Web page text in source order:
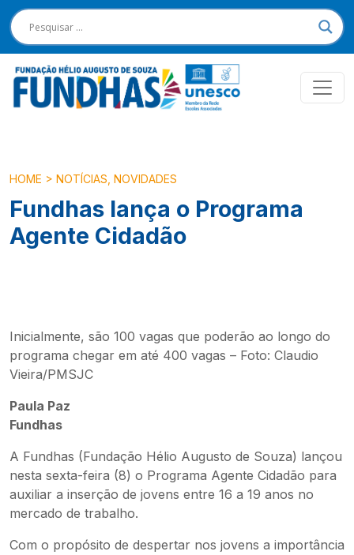
HOME > NOTÍCIAS NOVIDADES
Fundhas lança o Programa
Agente Cidadão
Inicialmente, são 100 vagas que poderão ao longo do
programa chegar em até 400 vagas – Foto: Claudio
Vieira/PMSJC
Paula Paz
Fundhas
A Fundhas (Fundação Hélio Augusto de Souza) lançou
nesta sexta-feira (8) o Programa Agente Cidadão para
auxiliar a inserção de jovens entre 16 a 19 anos no
mercado de trabalho.
Com o propósito de despertar nos jovens a importância